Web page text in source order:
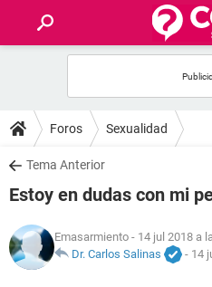
FOROS
SALUD
FAMILIA
NUTRICIÓN
Foros Sexualidad
Tema Anterior
Estoy en dudas con mi
Emasarmiento - 14 jul 2018 a
Dr. Carlos Salinas
- 14